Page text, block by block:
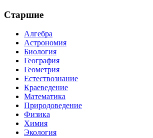
Старшие
Алгебра
Астрономия
Биология
География
Геометрия
Естествознание
Краеведение
Математика
Природоведение
Физика
Химия
Экология